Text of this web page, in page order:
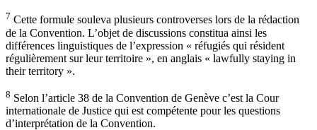
7 Cette formule souleva plusieurs controverses lors de la rédaction
de la Convention. L’objet de discussions constitua ainsi les
différences linguistiques de l’expression « réfugiés qui résident
régulièrement sur leur territoire », en anglais « lawfully staying in
their territory ».
8 Selon l’article 38 de la Convention de Genève c’est la Cour
internationale de Justice qui est compétente pour les questions
d’interprétation de la Convention.